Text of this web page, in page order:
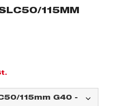
115MM